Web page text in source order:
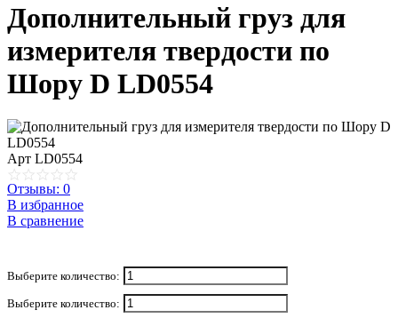
Дополнительный груз для
измерителя твердости по
Шору D LD0554
Арт LD0554
Отзывы: 0
В избранное
В сравнение
Выберите количество:
Выберите количество: